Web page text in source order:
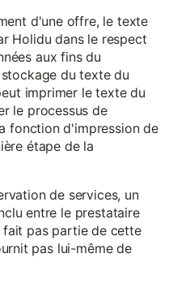
d'une offre, le texte
Holidu dans le respect
aux fins du
du texte du
imprimer le texte du
le processus de
fonction d'impression de
étape de la
de services, un
entre le prestataire
pas partie de cette
pas lui-même de